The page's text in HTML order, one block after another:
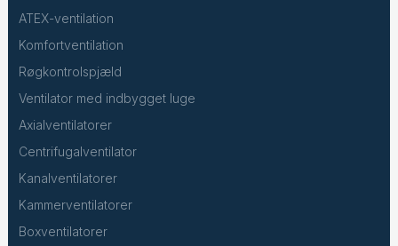
ATEX-ventilation
Komfortventilation
Røgkontrolspjæld
Ventilator med indbygget luge
Axialventilatorer
Centrifugalventilator
Kanalventilatorer
Kammerventilatorer
Boxventilatorer